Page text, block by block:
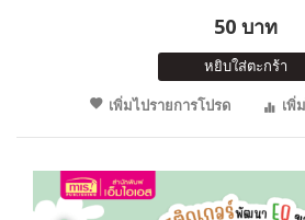
50 บาท
หยิบใส่ตะกร้า
เพิ่มไปรายการโปรด
เพิ่